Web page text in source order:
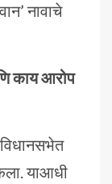
नावाचे
काय आरोप
याआधी